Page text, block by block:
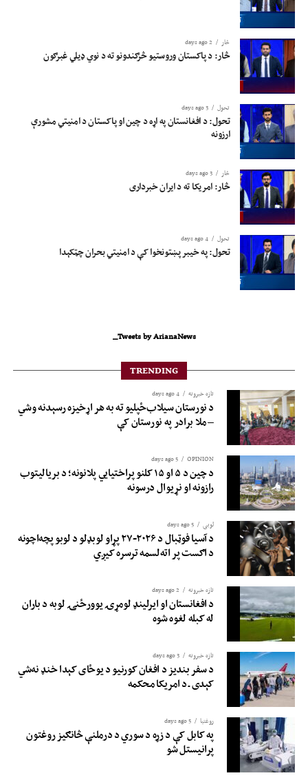
څار 2 days ago
څار: د پاکستان وروستیو څرګندونو ته د نوي ډیلي غبرګون
تحول 3 days ago
تحول: د افغانستان په اړه د چین او پاکستان د امنیتي مشورې
ارزونه
څار 3 days ago
څار: امریکا ته د ایران خبرداری
تحول 4 days ago
تحول: په خیبر پښتونخوا کې د امنیتي بحران چټکېدا
Tweets by ArianaNews_
TRENDING
تازه خبرونه 4 days ago
د نورستان سیلاب‌ځپلیو ته به هر اړخیزه رسېدنه وشي
– ملا برادر په نورستان کې
OPINION
5 days ago
د چین د ۵ او ۱۵ کلنو پراختیايي پلانونه؛ د بريالیتوب
رازونه او نړيوال درسونه
لوبی 5 days ago
د آسیا فوټبال د ۲۰۲۶-۲۷ پړاو لوبډلو د لوبو پچه‌اچونه
د اګست پر اته‌لسمه ترسره کیږي
تازه خبرونه 2 days ago
د افغانستان او ایرلینډ لومړۍ یوورځنۍ لوبه د باران
له کبله لغوه شوه
تازه خبرونه 3 days ago
د سفر بندیز د افغان کورنیو د یوځای کېدا خنډ نه‌شي
کېدی ـ د امریکا محکمه
روغتيا 5 days ago
په کابل کې د زړه د سوري د درملنې څانګیز روغتون
پرانیستل شو